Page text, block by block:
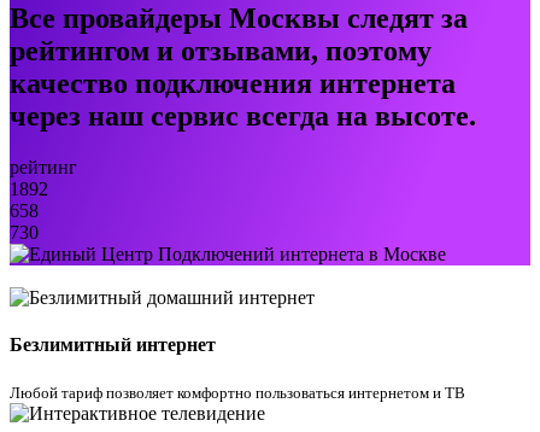
Все провайдеры Москвы следят за
рейтингом и отзывами, поэтому
качество подключения интернета
через наш сервис всегда на высоте.
рейтинг
1892
658
730
Безлимитный интернет
Любой тариф позволяет комфортно пользоваться интернетом и ТВ